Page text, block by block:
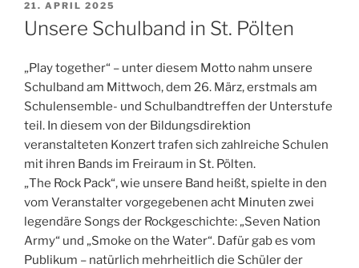
VERÖFFENTLICHT
AM
21. APRIL 2025
Unsere Schulband in St. Pölten
„Play together“ – unter diesem Motto nahm unsere
Schulband am Mittwoch, dem 26. März, erstmals am
Schulensemble- und Schulbandtreffen der Unterstufe
teil. In diesem von der Bildungsdirektion
veranstalteten Konzert trafen sich zahlreiche Schulen
mit ihren Bands im Freiraum in St. Pölten.
„The Rock Pack“, wie unsere Band heißt, spielte in den
vom Veranstalter vorgegebenen acht Minuten zwei
legendäre Songs der Rockgeschichte: „Seven Nation
Army“ und „Smoke on the Water“. Dafür gab es vom
Publikum – natürlich mehrheitlich die Schüler der